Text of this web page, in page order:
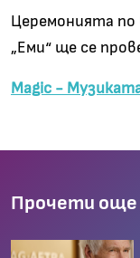
Церемонията
„Еми“ ще се
Magic -
Прочети още